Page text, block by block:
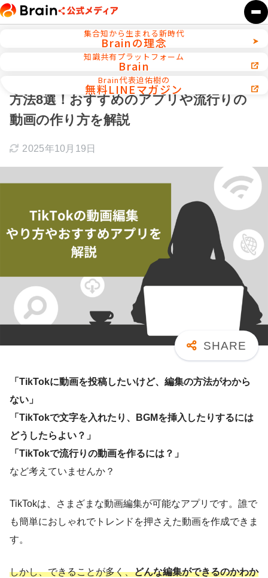
集合知から生まれる新時代
Brainの理念
知識共有プラットフォーム
Brain
Brain代表迫佑樹の
無料LINEマガジン
【これでマスター】TikTokの動画編集の
方法8選！おすすめのアプリや流行りの
動画の作り方を解説
2025年10月19日
「TikTokに動画を投稿したいけど、編集の方法がわから
ない」
「TikTokで文字を入れたり、BGMを挿入したりするには
どうしたらよい？」
「TikTokで流行りの動画を作るには？」
など考えていませんか？
TikTokは、さまざまな動画編集が可能なアプリです。誰で
も簡単におしゃれでトレンドを押さえた動画を作成できま
す。
しかし、できることが多く、どんな編集ができるのかわか